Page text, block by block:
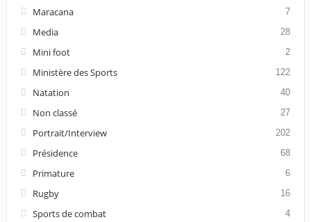
Maracana 7
Media 28
Mini foot 2
Ministère des Sports 122
Natation 40
Non classé 27
Portrait/Interview 202
Présidence 68
Primature 6
Rugby 16
Sports de combat 4